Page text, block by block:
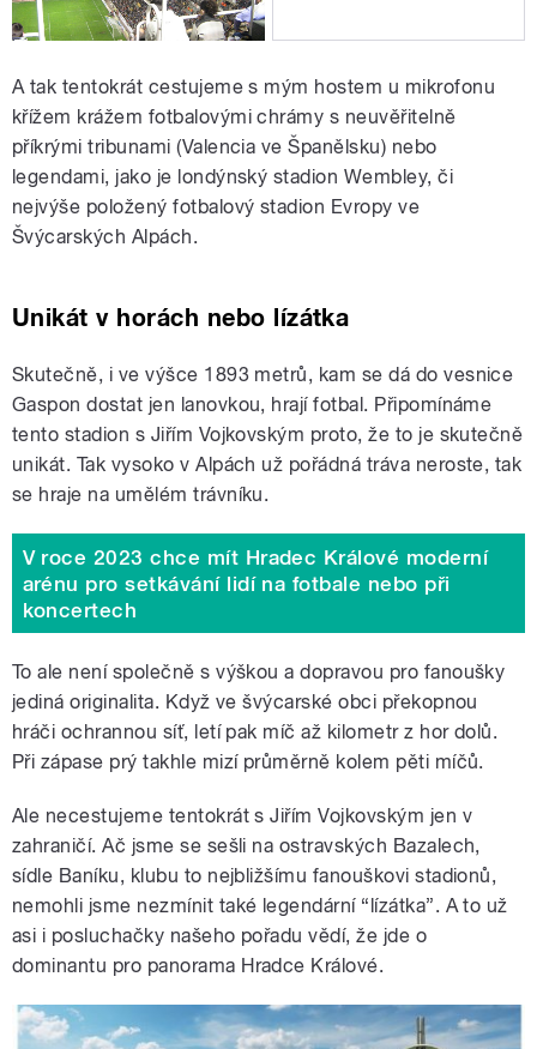
A tak tentokrát cestujeme s mým hostem u mikrofonu
křížem krážem fotbalovými chrámy s neuvěřitelně
příkrými tribunami (Valencia ve Španělsku) nebo
legendami, jako je londýnský stadion Wembley, či
nejvýše položený fotbalový stadion Evropy ve
Švýcarských Alpách.
Unikát v horách nebo lízátka
Skutečně, i ve výšce 1893 metrů, kam se dá do vesnice
Gaspon dostat jen lanovkou, hrají fotbal. Připomínáme
tento stadion s Jiřím Vojkovským proto, že to je skutečně
unikát. Tak vysoko v Alpách už pořádná tráva neroste, tak
se hraje na umělém trávníku.
V roce 2023 chce mít Hradec Králové moderní
arénu pro setkávání lidí na fotbale nebo při
koncertech
To ale není společně s výškou a dopravou pro fanoušky
jediná originalita. Když ve švýcarské obci překopnou
hráči ochrannou síť, letí pak míč až kilometr z hor dolů.
Při zápase prý takhle mizí průměrně kolem pěti míčů.
Ale necestujeme tentokrát s Jiřím Vojkovským jen v
zahraničí. Ač jsme se sešli na ostravských Bazalech,
sídle Baníku, klubu to nejbližšímu fanouškovi stadionů,
nemohli jsme nezmínit také legendární “lízátka”. A to už
asi i posluchačky našeho pořadu vědí, že jde o
dominantu pro panorama Hradce Králové.